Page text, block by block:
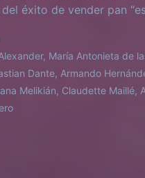
éxito de vender pan
María Antonieta de
Dante, Armando
Melikián, Claudette Maillé,